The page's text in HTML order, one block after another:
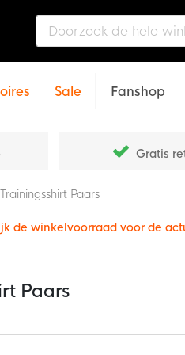
Sale Fanshop
Gratis
Paars
de winkelvoorraad voor de
Paars